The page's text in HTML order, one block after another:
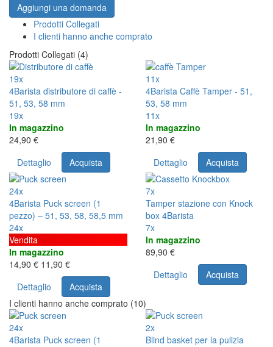
Aggiungi una domanda
Prodotti Collegati
I clienti hanno anche comprato
Prodotti Collegati (4)
19x
4Barista distributore di caffè -
51, 53, 58 mm
19x
In magazzino
24,90 €
Dettaglio
Acquista
11x
4Barista Caffè Tamper - 51,
53, 58 mm
11x
In magazzino
21,90 €
Dettaglio
Acquista
24x
4Barista Puck screen (1
pezzo) – 51, 53, 58, 58,5 mm
24x
Vendita
In magazzino
14,90 € 11,90 €
Dettaglio
Acquista
7x
Tamper stazione con Knock
box 4Barista
7x
In magazzino
89,90 €
Dettaglio
Acquista
I clienti hanno anche comprato (10)
24x
4Barista Puck screen (1
2x
Blind basket per la pulizia